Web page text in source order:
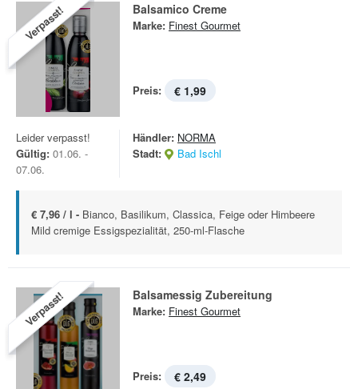
Verpasst! Balsamico Creme
Marke: Finest Gourmet
Preis: € 1,99
Leider verpasst!
Gültig: 01.06. -
07.06.
Händler: NORMA
Stadt:
Bad Ischl
€ 7,96 / l - Bianco, Basilikum, Classica, Feige oder Himbeere
Mild cremige Essigspezialität, 250-ml-Flasche
Verpasst! Balsamessig Zubereitung
Marke: Finest Gourmet
Preis: € 2,49